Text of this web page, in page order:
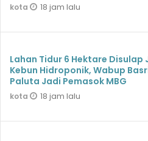
kota 18 jam lalu
Lahan Tidur 6 Hektare Disulap
Kebun Hidroponik, Wabup
Paluta Jadi Pemasok MBG
kota 18 jam lalu